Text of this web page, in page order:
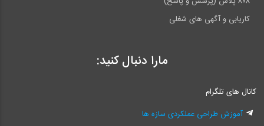
کاریابی و آگهی های شغلی
مارا دنبال کنید:
کانال های تلگرام
آموزش طراحی عملکردی سازه ها